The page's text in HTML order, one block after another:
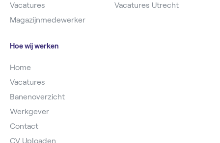
Vacatures
Magazijnmedewerker
Vacatures Utrecht
Hoe wij werken
Home
Vacatures
Banenoverzicht
Werkgever
Contact
CV Uploaden